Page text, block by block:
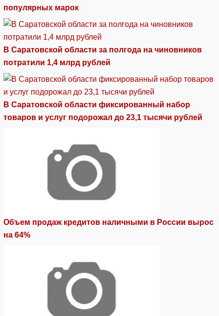
популярных марок
В Саратовской области за полгода на чиновников
потратили 1,4 млрд рублей
В Саратовской области фиксированный набор
товаров и услуг подорожал до 23,1 тысячи рублей
Объем продаж кредитов наличными в России вырос
на 64%